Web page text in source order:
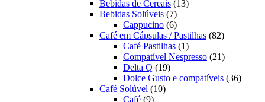
produtos
Bebidas de Cereais 1313
Bebidas Solúveis 77
produtos
Cappucino 66
produtos
Café em Cápsulas / Pastilhas 8282
Café Pastilhas 11
produto
Compatível Nespresso 2121
Delta Q 1919
produtos
Dolce Gusto e compatíveis 3636
Café Solúvel 1010
Café 99